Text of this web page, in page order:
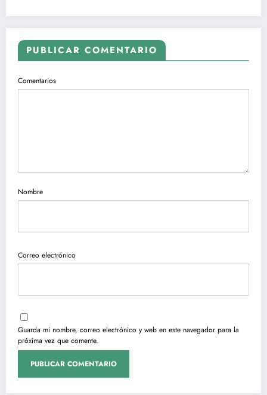
PUBLICAR COMENTARIO
Comentarios
Nombre
Correo electrónico
Guarda mi nombre, correo electrónico y web en este navegador para la
próxima vez que comente.